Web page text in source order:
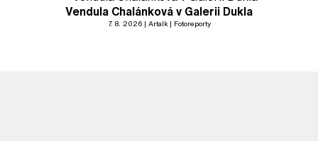
Vendula Chalánková v Galerii Dukla
7. 8. 2026 Artalk Fotoreporty